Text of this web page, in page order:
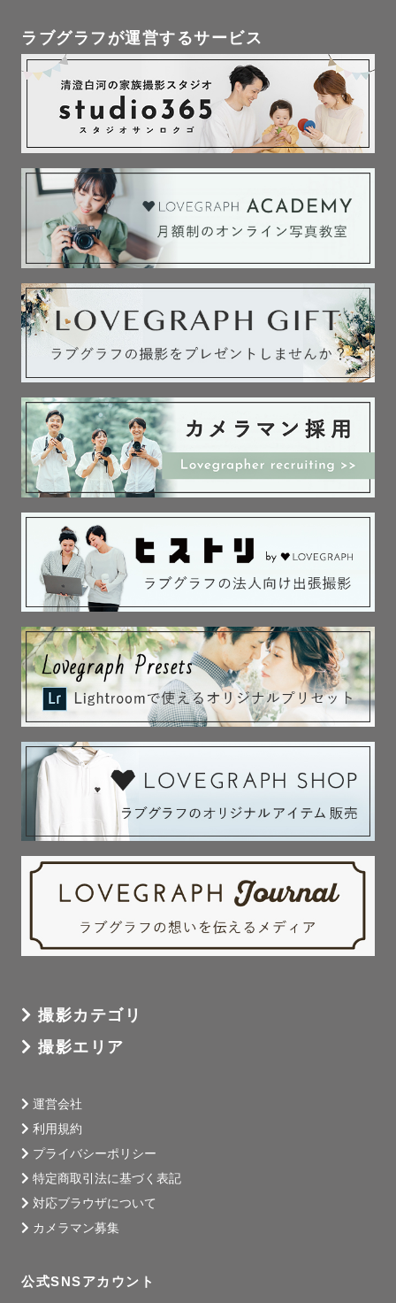
ラブグラフが運営するサービス
撮影カテゴリ
撮影エリア
運営会社
利用規約
プライバシーポリシー
特定商取引法に基づく表記
対応ブラウザについて
カメラマン募集
公式SNSアカウント